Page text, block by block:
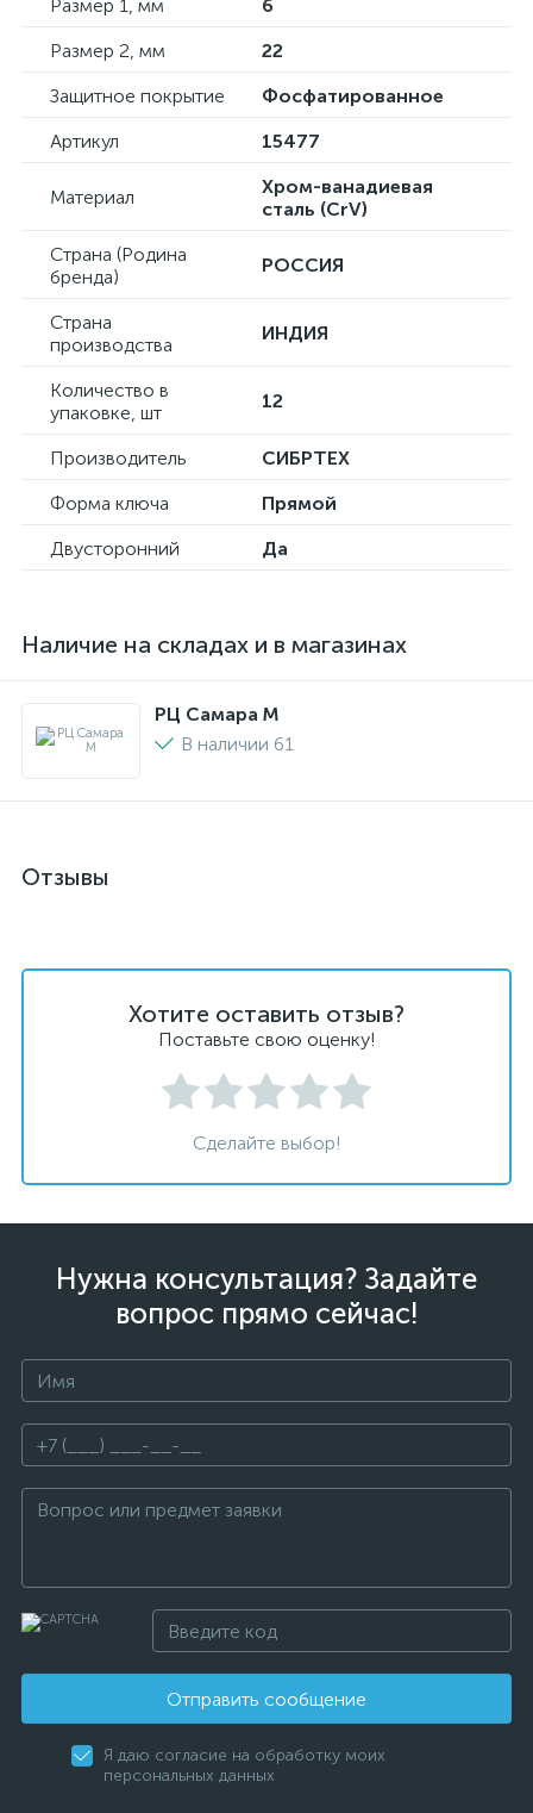
Размер 1, мм
6
Размер 2, мм
22
Защитное покрытие
Фосфатированное
Артикул
15477
Материал
Хром-ванадиевая
сталь (CrV)
Страна (Родина
бренда)
РОССИЯ
Страна
производства
ИНДИЯ
Количество в
упаковке, шт
12
Производитель
СИБРТЕХ
Форма ключа
Прямой
Двусторонний
Да
Наличие на складах и в магазинах
РЦ Самара M
В наличии 61
Отзывы
Хотите оставить отзыв?
Поставьте свою оценку!
Сделайте выбор!
Нужна консультация? Задайте
вопрос прямо сейчас!
Отправить сообщение
Я даю согласие на обработку моих
персональных данных